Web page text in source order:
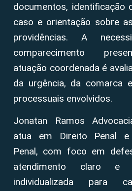
documentos, identificação
caso e orientação sobre
providências. A
comparecimento
atuação coordenada é
da urgência, da comarca
processuais envolvidos.
Jonatan Ramos
atua em Direito Penal e
Penal, com foco em
atendimento claro e
individualizada para